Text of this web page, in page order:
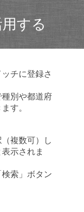
する
チに登録さ
別や都道府
す。
複数可）し
示されま
索」ボタン